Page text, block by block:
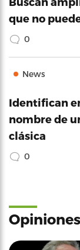
que no
0
News
Identifican
nombre de
clásica
0
Opiniones